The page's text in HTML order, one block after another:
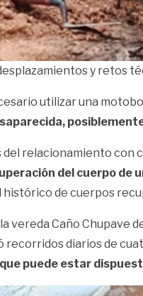
y retos
utilizar una
relacionamiento con
del cuerpo
de cuerpos
vereda Caño Chupave
recorridos diarios de
puede estar